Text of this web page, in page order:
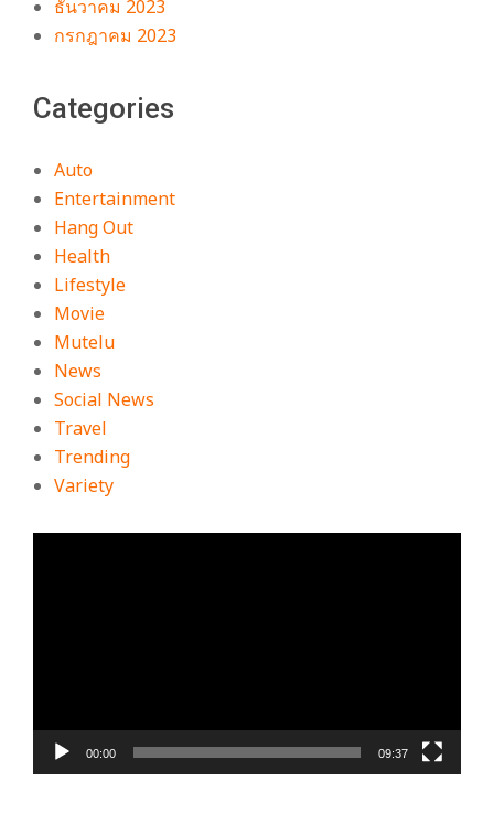
ธันวาคม 2023
กรกฎาคม 2023
Categories
Auto
Entertainment
Hang Out
Health
Lifestyle
Movie
Mutelu
News
Social News
Travel
Trending
Variety
00:00 09:37